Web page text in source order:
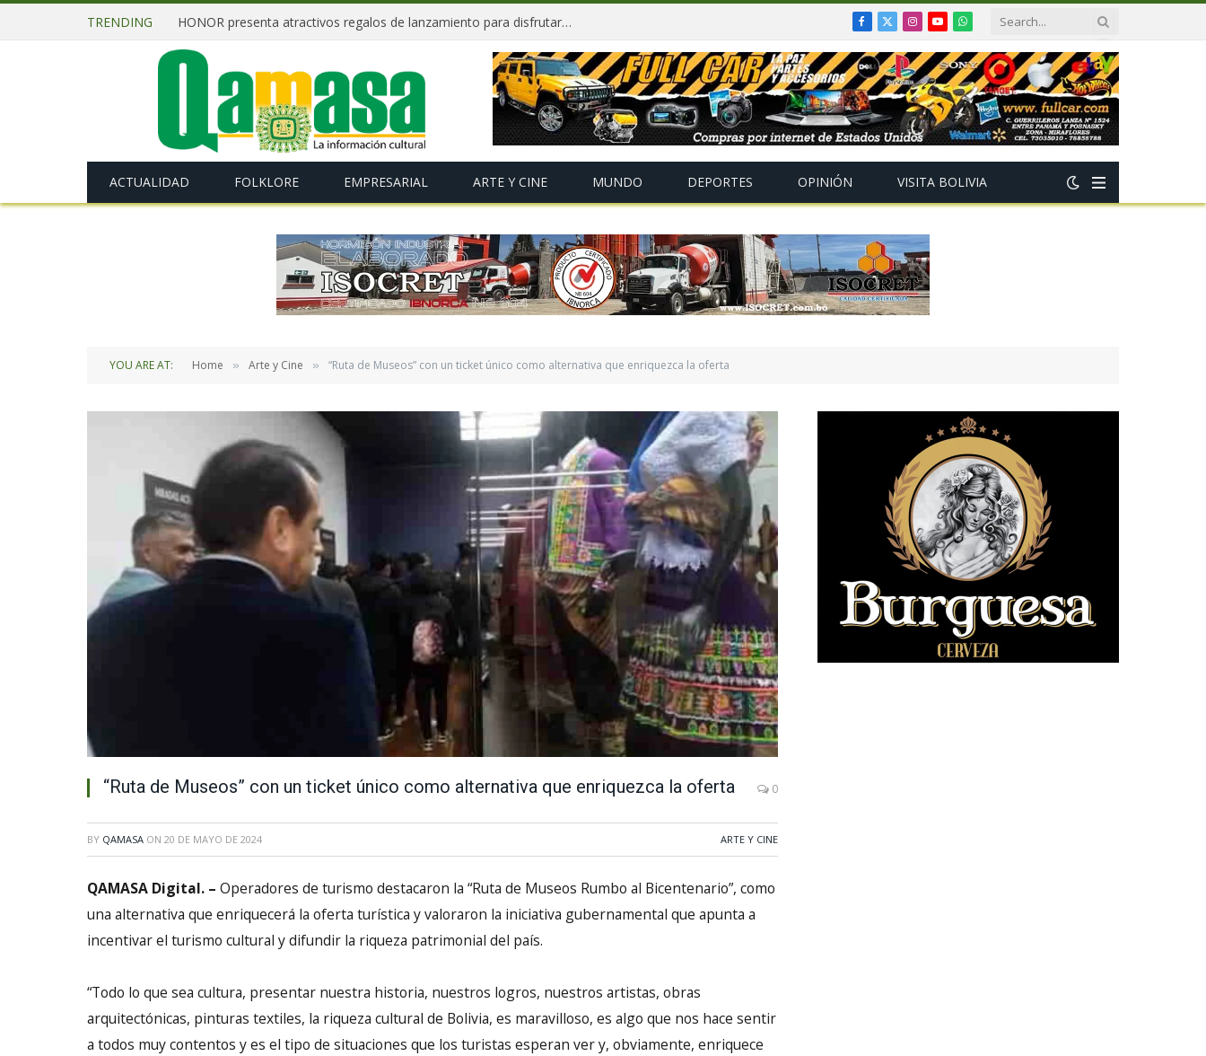
TRENDING HONOR presenta atractivos regalos de lanzamiento para disfrutar la nueva Serie HONOR 600 R 600 Facebook
X
(Twitter)
Instagram
YouTubeWhatsApp
ACTUALIDAD FOLKLORE EMPRESARIAL ARTE Y CINE MUNDO DEPORTES OPINIÓN VISITA BOLIVIA
YOU ARE AT: Home » Arte y Cine » “Ruta de Museos” con un ticket único como alternativa que enriquezca la oferta
“Ruta de Museos” con un ticket único como alternativa que enriquezca la oferta 0
BY QAMASA ON 20 DE MAYO DE 2024 ARTE Y CINE
QAMASA Digital. – Operadores de turismo destacaron la “Ruta de Museos Rumbo al Bicentenario”, como
una alternativa que enriquecerá la oferta turística y valoraron la iniciativa gubernamental que apunta a
incentivar el turismo cultural y difundir la riqueza patrimonial del país.
“Todo lo que sea cultura, presentar nuestra historia, nuestros logros, nuestros artistas, obras
arquitectónicas, pinturas textiles, la riqueza cultural de Bolivia, es maravilloso, es algo que nos hace sentir
a todos muy contentos y es el tipo de situaciones que los turistas esperan ver y, obviamente, enriquece